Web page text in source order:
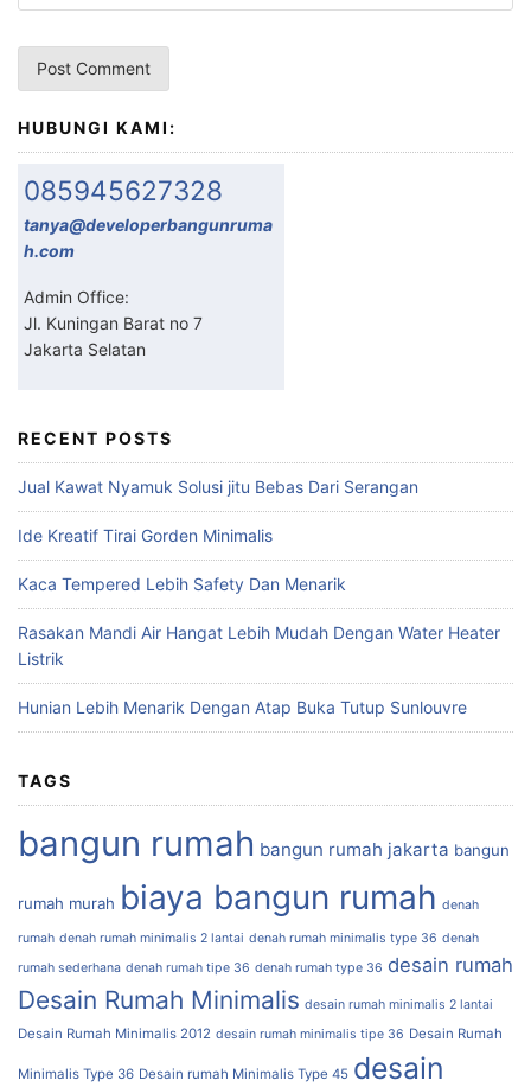
HUBUNGI KAMI:
085945627328
tanya@developerbangunruma
h.com
Admin Office:
Jl. Kuningan Barat no 7
Jakarta Selatan
RECENT POSTS
Jual Kawat Nyamuk Solusi jitu Bebas Dari Serangan
Ide Kreatif Tirai Gorden Minimalis
Kaca Tempered Lebih Safety Dan Menarik
Rasakan Mandi Air Hangat Lebih Mudah Dengan Water Heater
Listrik
Hunian Lebih Menarik Dengan Atap Buka Tutup Sunlouvre
TAGS
bangun rumah bangun rumah jakarta bangun
rumah murah biaya bangun rumah denah
rumah denah rumah minimalis 2 lantai denah rumah minimalis type 36 denah
rumah sederhana denah rumah tipe 36 denah rumah type 36 desain rumah
Desain Rumah Minimalis desain rumah minimalis 2 lantai
Desain Rumah Minimalis 2012 desain rumah minimalis tipe 36 Desain Rumah
Minimalis Type 36 Desain rumah Minimalis Type 45 desain